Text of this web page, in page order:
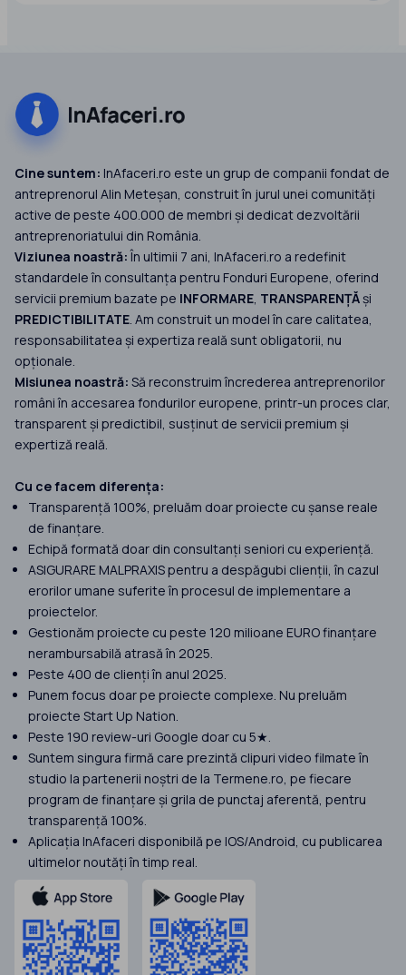
Cine suntem: InAfaceri.ro este un grup de companii fondat de
antreprenorul Alin Meteșan, construit în jurul unei comunități
active de peste 400.000 de membri și dedicat dezvoltării
antreprenoriatului din România.
Viziunea noastră:În ultimii 7 ani, InAfaceri.ro a redefinit
standardele în consultanța pentru Fonduri Europene, oferind
servicii premium bazate pe INFORMARE, TRANSPARENȚĂși
PREDICTIBILITATE. Am construit un model în care calitatea,
responsabilitatea și expertiza reală sunt obligatorii, nu
opționale.
Misiunea noastră: Să reconstruim încrederea antreprenorilor
români în accesarea fondurilor europene, printr-un proces clar,
transparent și predictibil, susținut de servicii premium și
expertiză reală.
Cu ce facem diferența:
Transparență 100%, preluăm doar proiecte cu șanse reale
de finanțare.
Echipă formată doar din consultanți seniori cu experiență.
ASIGURARE MALPRAXIS pentru a despăgubi clienții, în cazul
erorilor umane suferite în procesul de implementare a
proiectelor.
Gestionăm proiecte cu peste 120 milioane EURO finanțare
nerambursabilă atrasă în 2025.
Peste 400 de clienți în anul 2025.
Punem focus doar pe proiecte complexe. Nu preluăm
proiecte Start Up Nation.
Peste 190 review-uri Google doar cu 5★.
Suntem singura firmă care prezintă clipuri video filmate în
studio la partenerii noștri de la Termene.ro, pe fiecare
program de finanțare și grila de punctaj aferentă, pentru
transparență 100%.
Aplicația InAfaceri disponibilă pe IOS/Android, cu publicarea
ultimelor noutăți în timp real.